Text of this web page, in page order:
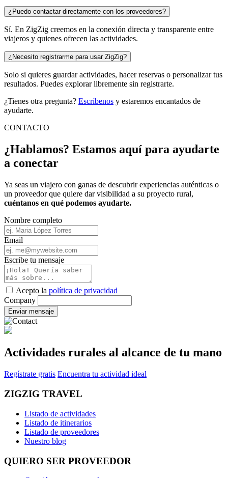
¿Puedo contactar directamente con los proveedores?
Sí. En ZigZig creemos en la conexión directa y transparente entre
viajeros y quienes ofrecen las actividades.
¿Necesito registrarme para usar ZigZig?
Solo si quieres guardar actividades, hacer reservas o personalizar tus
resultados. Puedes explorar libremente sin registrarte.
¿Tienes otra pregunta? Escríbenos y estaremos encantados de
ayudarte.
CONTACTO
¿Hablamos? Estamos aquí para ayudarte
a conectar
Ya seas un viajero con ganas de descubrir experiencias auténticas o
un proveedor que quiere dar visibilidad a su proyecto rural,
cuéntanos en qué podemos ayudarte.
Nombre completo
Email
Escribe tu mensaje
Acepto la política de privacidad
Company
Enviar mensaje
Actividades rurales al alcance de tu mano
Regístrate gratis Encuentra tu actividad ideal
ZIGZIG TRAVEL
Listado de actividades
Listado de itinerarios
Listado de proveedores
Nuestro blog
QUIERO SER PROVEEDOR